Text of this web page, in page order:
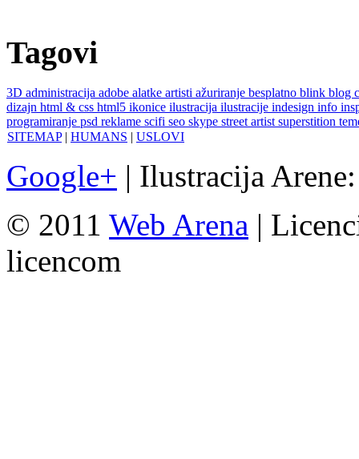
Tagovi
3D administracija adobe alatke artisti ažuriranje besplatno blink blog
dizajn html & css html5 ikonice ilustracija ilustracije indesign info
programiranje psd reklame scifi seo skype street artist superstition
SITEMAP| HUMANS | USLOVI
Google+ | Ilustracija
© 2011 Web Arena |
licencom